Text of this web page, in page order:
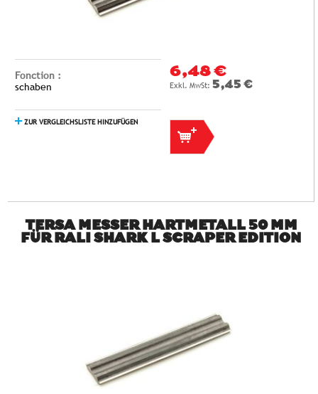
Fonction :
schaben
ZUR VERGLEICHSLISTE HINZUFÜGEN
6,48 €
5,45 €
TERSA MESSER HARTMETALL 50 MM
FÜR RALI SHARK L SCRAPER EDITION